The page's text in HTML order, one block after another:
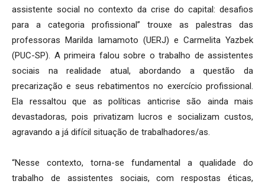
assistente social no contexto da crise do capital: desafios
para a categoria profissional” trouxe as palestras das
professoras Marilda Iamamoto (UERJ) e Carmelita Yazbek
(PUC-SP). A primeira falou sobre o trabalho de assistentes
sociais na realidade atual, abordando a questão da
precarização e seus rebatimentos no exercício profissional.
Ela ressaltou que as políticas anticrise são ainda mais
devastadoras, pois privatizam lucros e socializam custos,
agravando a já difícil situação de trabalhadores/as.
“Nesse contexto, torna-se fundamental a qualidade do
trabalho de assistentes sociais, com respostas éticas,